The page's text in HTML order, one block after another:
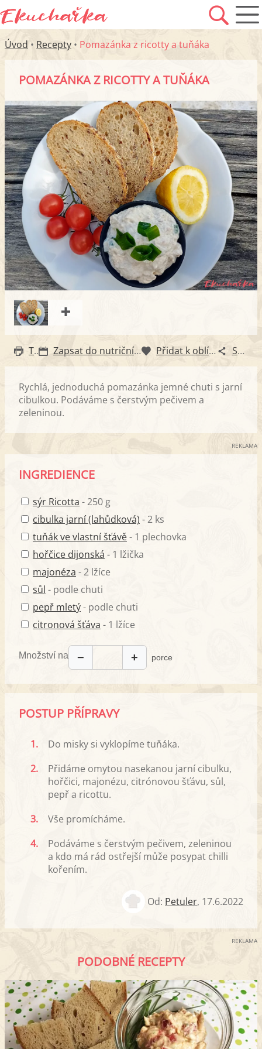
Úvod • Recepty • Pomazánka z ricotty a tuňáka
POMAZÁNKA Z RICOTTY A TUŇÁKA
Tisk Zapsat do nutričního diáře Přidat k oblíbeným Sdílet
Rychlá, jednoduchá pomazánka jemné chuti s jarní
cibulkou. Podáváme s čerstvým pečivem a
zeleninou.
REKLAMA
INGREDIENCE
sýr Ricotta - 250 g
cibulka jarní (lahůdková) - 2 ks
tuňák ve vlastní šťávě- 1 plechovka
hořčice dijonská - 1 lžička
majonéza - 2 lžíce
sůl - podle chuti
pepř mletý- podle chuti
citronová šťáva - 1 lžíce
Množství na − + porce
POSTUP PŘÍPRAVY
1.
Do misky si vyklopíme tuňáka.
2.
Přidáme omytou nasekanou jarní cibulku,
hořčici, majonézu, citrónovou šťávu, sůl,
pepř a ricottu.
3.
Vše promícháme.
4.
Podáváme s čerstvým pečivem, zeleninou
a kdo má rád ostřejší může posypat chilli
kořením.
Od: Petuler, 17.6.2022
REKLAMA
PODOBNÉ RECEPTY